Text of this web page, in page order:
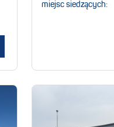
miejsc siedzących: